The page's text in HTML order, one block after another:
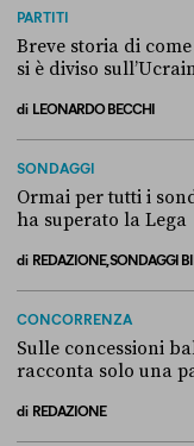
PARTITI
Breve storia di
si è diviso
di LEONARDO BECCHI
SONDAGGI
Ormai per tutti i
ha superato la Lega
di REDAZIONE, SONDAGGI
CONCORRENZA
Sulle concessioni
racconta solo una
di REDAZIONE